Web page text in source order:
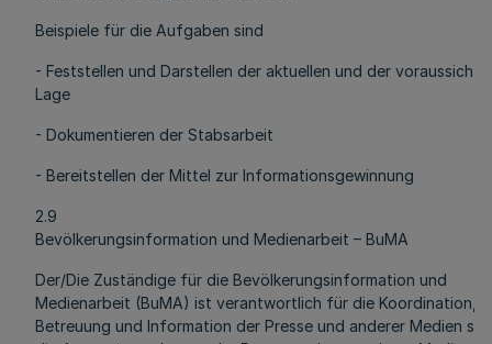
Beispiele für die Aufgaben sind
- Feststellen und Darstellen der aktuellen und der
Lage
- Dokumentieren der Stabsarbeit
- Bereitstellen der Mittel zur Informationsgewinnung
2.9
Bevölkerungsinformation und Medienarbeit – BuMA
Der/Die Zuständige für die Bevölkerungsinformation und
Medienarbeit (BuMA) ist verantwortlich für die Koordination,
Betreuung und Information der Presse und anderer Medien